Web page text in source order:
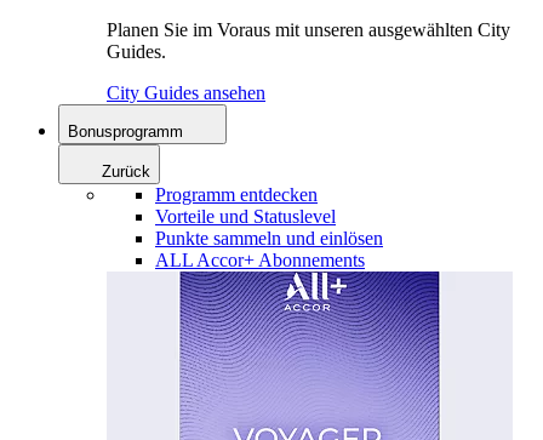
Planen Sie im Voraus mit unseren ausgewählten City
Guides.
City Guides ansehen
Bonusprogramm
Zurück
Programm entdecken
Vorteile und Statuslevel
Punkte sammeln und einlösen
ALL Accor+ Abonnements